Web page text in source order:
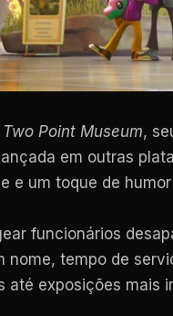
Two Point Museum,
em outras
e um toque de
funcionários
nome, tempo de
exposições mais